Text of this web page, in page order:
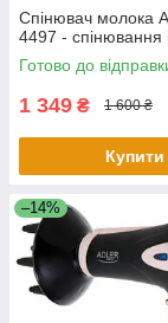
Спінювач молока
4497 ​​- спінювання і
Готово до
1 349 ₴ 1 600 ₴
Купити
–14%